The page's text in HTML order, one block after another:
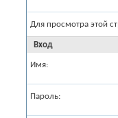
Для просмотра этой
Вход
Имя:
Пароль: